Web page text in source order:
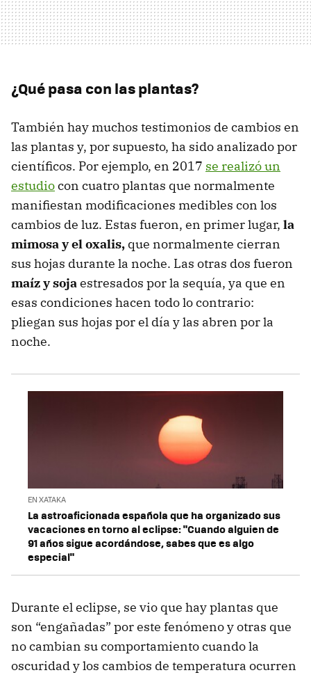
¿Qué pasa con las plantas?
También hay muchos testimonios de cambios en
las plantas y, por supuesto, ha sido analizado por
científicos. Por ejemplo, en 2017 se realizó un
estudiocon cuatro plantas que normalmente
manifiestan modificaciones medibles con los
cambios de luz. Estas fueron, en primer lugar, la
mimosa y el oxalis, que normalmente cierran
sus hojas durante la noche. Las otras dos fueron
maíz y sojaestresados por la sequía, ya que en
esas condiciones hacen todo lo contrario:
pliegan sus hojas por el día y las abren por la
noche.
EN XATAKA
La astroaficionada española que ha organizado sus
vacaciones en torno al eclipse: "Cuando alguien de
91 años sigue acordándose, sabes que es algo
especial"
Durante el eclipse, se vio que hay plantas que
son “engañadas” por este fenómeno y otras que
no cambian su comportamiento cuando la
oscuridad y los cambios de temperatura ocurren